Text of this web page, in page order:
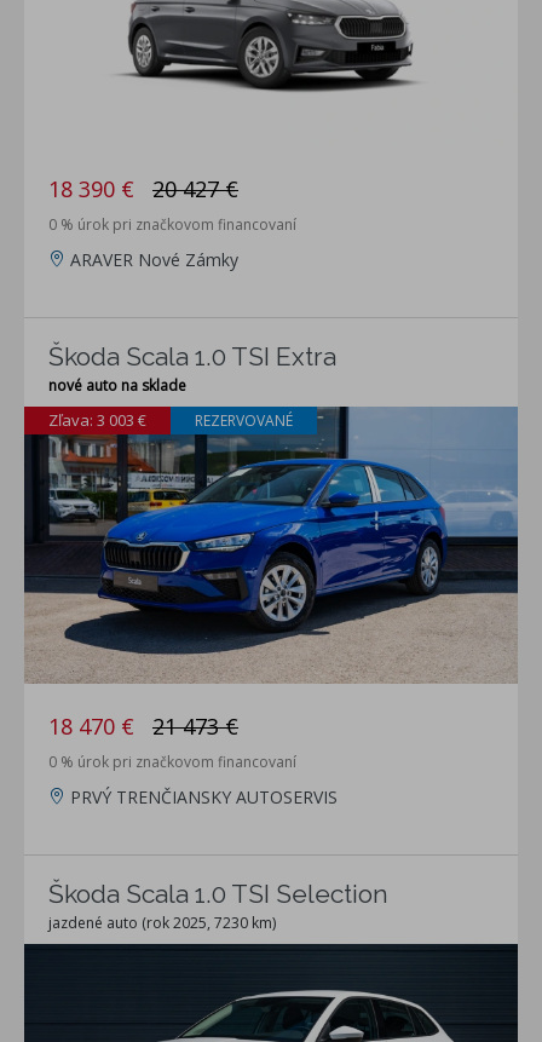
18 390 € 20 427 €
0 % úrok pri značkovom financovaní
ARAVER Nové Zámky
Škoda Scala 1.0 TSI Extra
nové auto na sklade
Zľava: 3 003 € REZERVOVANÉ
18 470 € 21 473 €
0 % úrok pri značkovom financovaní
PRVÝ TRENČIANSKY AUTOSERVIS
Škoda Scala 1.0 TSI Selection
jazdené auto (rok 2025, 7230 km)